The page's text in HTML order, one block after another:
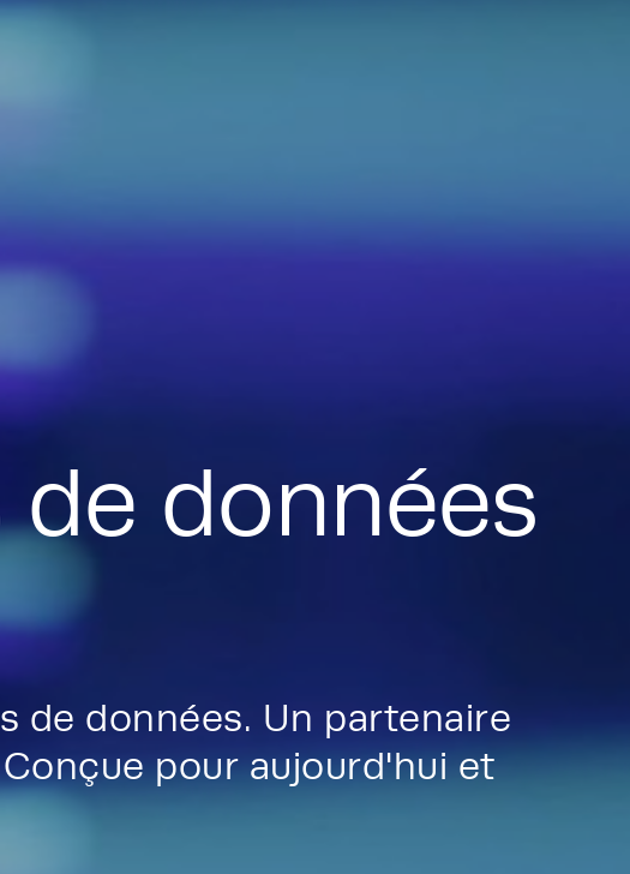
données
de données. Un partenaire
pour aujourd'hui et